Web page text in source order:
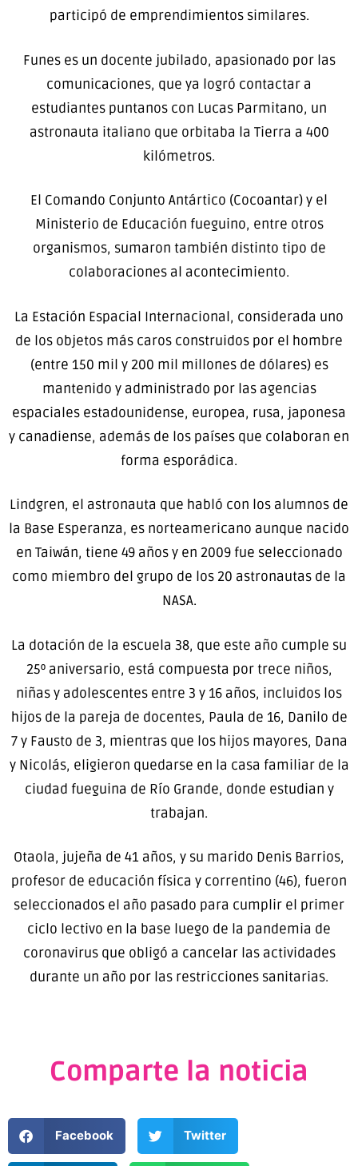
participó de emprendimientos similares.
Funes es un docente jubilado, apasionado por las
comunicaciones, que ya logró contactar a
estudiantes puntanos con Lucas Parmitano, un
astronauta italiano que orbitaba la Tierra a 400
kilómetros.
El Comando Conjunto Antártico (Cocoantar) y el
Ministerio de Educación fueguino, entre otros
organismos, sumaron también distinto tipo de
colaboraciones al acontecimiento.
La Estación Espacial Internacional, considerada uno
de los objetos más caros construidos por el hombre
(entre 150 mil y 200 mil millones de dólares) es
mantenido y administrado por las agencias
espaciales estadounidense, europea, rusa, japonesa
y canadiense, además de los países que colaboran en
forma esporádica.
Lindgren, el astronauta que habló con los alumnos de
la Base Esperanza, es norteamericano aunque nacido
en Taiwán, tiene 49 años y en 2009 fue seleccionado
como miembro del grupo de los 20 astronautas de la
NASA.
La dotación de la escuela 38, que este año cumple su
25º aniversario, está compuesta por trece niños,
niñas y adolescentes entre 3 y 16 años, incluidos los
hijos de la pareja de docentes, Paula de 16, Danilo de
7 y Fausto de 3, mientras que los hijos mayores, Dana
y Nicolás, eligieron quedarse en la casa familiar de la
ciudad fueguina de Río Grande, donde estudian y
trabajan.
Otaola, jujeña de 41 años, y su marido Denis Barrios,
profesor de educación física y correntino (46), fueron
seleccionados el año pasado para cumplir el primer
ciclo lectivo en la base luego de la pandemia de
coronavirus que obligó a cancelar las actividades
durante un año por las restricciones sanitarias.
Comparte la noticia
Facebook Twitter